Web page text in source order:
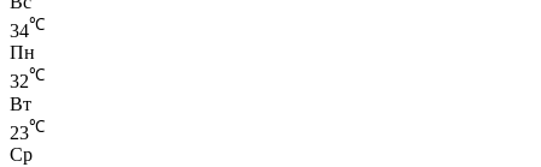
34℃
Пн
32℃
Вт
23℃
Ср